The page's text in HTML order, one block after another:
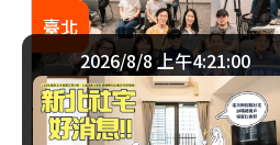
臺北
2026/8/8 上午4:21:01